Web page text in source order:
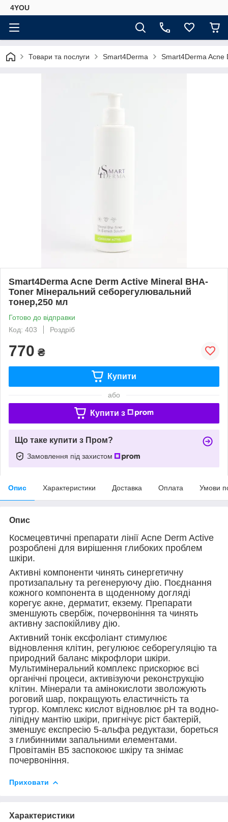
4YOU
Товари та послуги Smart4Derma Smart4Derma Acne
Smart4Derma Acne Derm Active Mineral BHA-
Toner Мінеральний себорегулювальний
тонер,250 мл
Готово до відправки
Код: 403
Роздріб
770 ₴
Купити
або
Купити з
Що таке купити з Пром?
Замовлення під захистом
Опис Характеристики Доставка Оплата Умови
Опис
Космецевтичні препарати лінії Acne Derm Active
розроблені для вирішення глибоких проблем
шкіри.
Активні компоненти чинять синергетичну
протизапальну та регенеруючу дію. Поєднання
кожного компонента в щоденному догляді
корегує акне, дерматит, екзему. Препарати
зменшують свербіж, почервоніння та чинять
активну заспокійливу дію.
Активний тонік ексфоліант стимулює
відновлення клітин, регулюює себорегуляцію та
природний баланс мікрофлори шкіри.
Мультимінеральний комплекс прискорює всі
органічні процеси, активізуючи реконструкцію
клітин. Мінерали та амінокислоти зволожують
роговий шар, покращують еластичність та
тургор. Комплекс кислот відновлює рН та водно-
ліпідну мантію шкіри, пригнічує ріст бактерій,
зменшує експресію 5-альфа редуктази, бореться
з глибинними запальними елементами.
Провітамін В5 заспокоює шкіру та знімає
почервоніння.
Приховати
Характеристики